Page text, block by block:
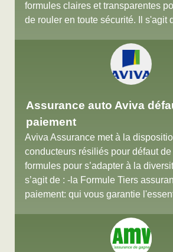
formules claires et transparentes
de rouler en toute sécurité. Il s'agit
Assurance auto Aviva
paiement
Aviva Assurance met à la
conducteurs résiliés pour défaut
formules pour s’adapter à la
s’agit de : -la Formule Tiers
paiement: qui vous garantie